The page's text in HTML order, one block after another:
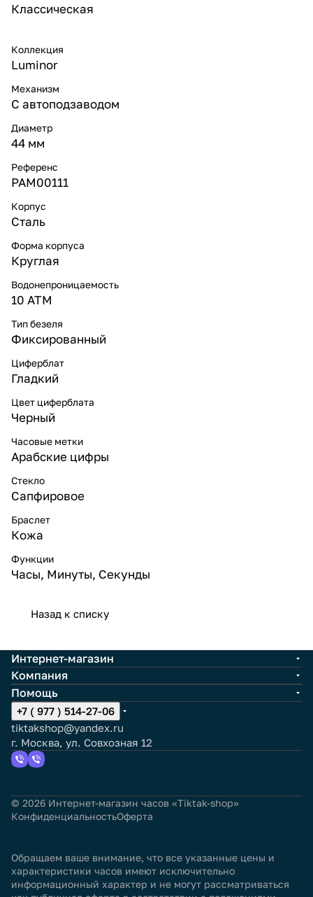
Классическая
Коллекция
Luminor
Механизм
С автоподзаводом
Диаметр
44 мм
Референс
PAM00111
Корпус
Сталь
Форма корпуса
Круглая
Водонепроницаемость
10 ATM
Тип безеля
Фиксированный
Циферблат
Гладкий
Цвет циферблата
Черный
Часовые метки
Арабские цифры
Стекло
Сапфировое
Браслет
Кожа
Функции
Часы, Минуты, Секунды
Назад к списку
Интернет-магазин
Компания
Помощь
+7 ( 977 ) 514-27-06
tiktakshop@yandex.ru
г. Москва, ул. Совхозная 12
© 2026 Интернет-магазин часов «Tiktak-shop»
КонфиденциальностьОферта
Обращаем ваше внимание, что все указанные цены и
характеристики часов имеют исключительно
информационный характер и не могут рассматриваться